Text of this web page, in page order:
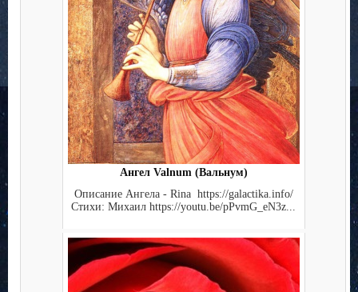
Ангел Valnum (Вальнум)
Описание Ангела - Rina https://galactika.info/
Стихи: Михаил https://youtu.be/pPvmG_eN3z...